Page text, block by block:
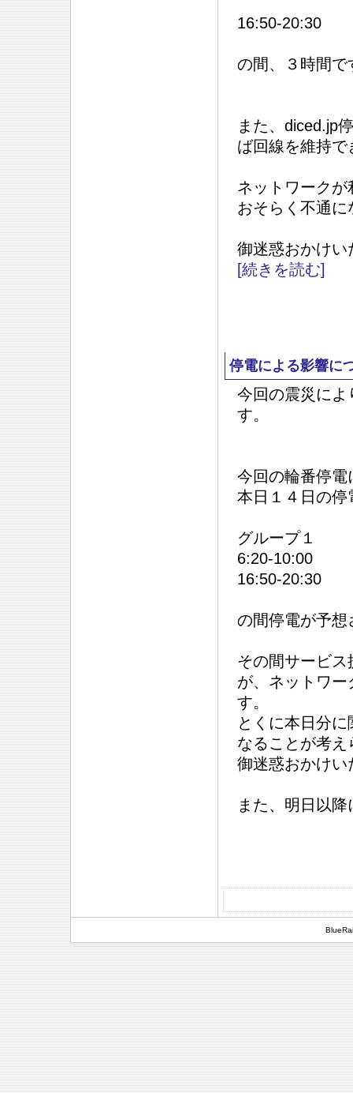
16:50-20:30
の間、３時間で
また、diced.jp
ば回線を維持
ネットワーク
おそらく不通
御迷惑おかけい
[続きを読む]
停電による影響に
今回の震災によ
す。
今回の輪番停電
本日１４日の停
グループ１
6:20-10:00
16:50-20:30
の間停電が予想
その間サービ
が、ネットワ
す。
とくに本日分
なることが考え
御迷惑おかけい
また、明日以